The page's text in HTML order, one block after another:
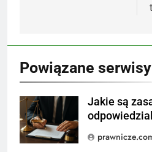
Powiązane serwisy
Jakie są